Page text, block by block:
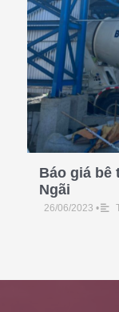
Báo giá bê
Ngãi
26/06/2023 •